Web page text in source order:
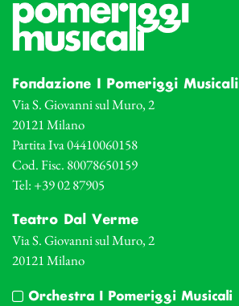
Fondazione I Pomeriggi Musicali
Via S. Giovanni sul Muro, 2
20121 Milano
Partita Iva 04410060158
Cod. Fisc. 80078650159
Tel: +39 02 87905
Teatro Dal Verme
Via S. Giovanni sul Muro, 2
20121 Milano
Orchestra I Pomeriggi Musicali